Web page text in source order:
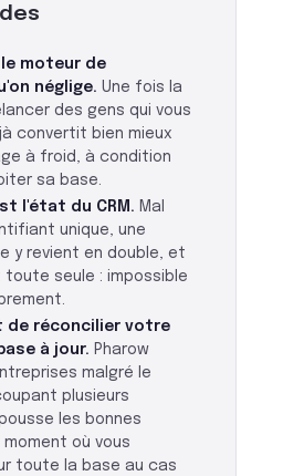
moteur de
néglige. Une fois la
des gens qui vous
convertit bien mieux
à froid, à condition
sa base.
l'état du CRM. Mal
unique, une
y revient en double, et
toute seule : impossible
de réconcilier votre
à jour. Pharow
malgré le
plusieurs
les bonnes
où vous
toute la base au cas